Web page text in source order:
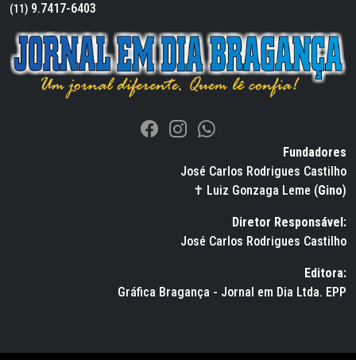
(11) 9.7417-6403
Fundadores
José Carlos Rodrigues Castilho
✝ Luiz Gonzaga Leme (Gino)
Diretor Responsável:
José Carlos Rodrigues Castilho
Editora:
Gráfica Bragança - Jornal em Dia Ltda. EPP